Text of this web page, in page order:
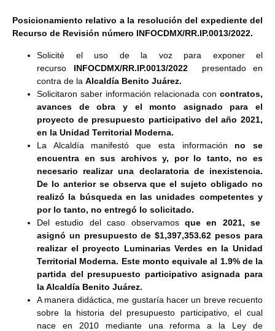
Posicionamiento relativo a la resolución del expediente del
Recurso de Revisión número INFOCDMX/RR.IP.0013/2022.
Solicité el uso de la voz para exponer el
recurso INFOCDMX/RR.IP.0013/2022 presentado en
contra de la Alcaldía Benito Juárez.
Solicitaron saber información relacionada con contratos,
avances de obra y el monto asignado
para el
proyecto de presupuesto participativo del año 2021,
en la Unidad Territorial Moderna.
La Alcaldía manifestó que esta información no se
encuentra en sus archivos y, por lo tanto, no es
necesario realizar una declaratoria de inexistencia.
De lo anterior se observa que el sujeto obligado no
realizó la búsqueda en las unidades competentes y
por lo tanto, no entregó lo solicitado.
Del estudio del caso observamos que en 2021, se
asignó un presupuesto de $1,397,353.62 pesos para
realizar el proyecto Luminarias Verdes en la Unidad
Territorial Moderna. Este monto equivale al 1.9% de la
partida del presupuesto participativo asignada para
la Alcaldía Benito Juárez.
A manera didáctica, me gustaría hacer un breve recuento
sobre la historia del presupuesto participativo, el cual
nace en 2010 mediante una reforma a la Ley de